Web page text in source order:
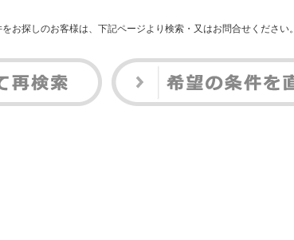
お探しのお客様は、下記ページより検索・又はお問合せください。